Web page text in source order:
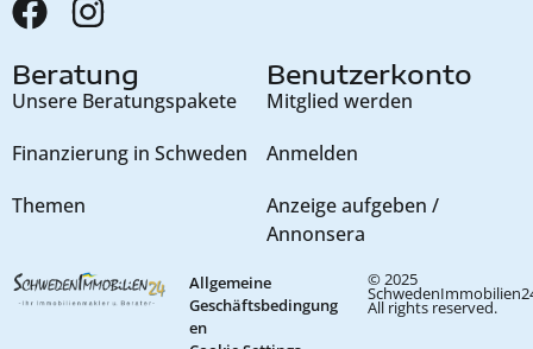
Beratung
Unsere Beratungspakete
Finanzierung in Schweden
Themen
Benutzerkonto
Mitglied werden
Anmelden
Anzeige aufgeben /
Annonsera
© 2025
All rights reserved.
Allgemeine
Geschäftsbedingung
en